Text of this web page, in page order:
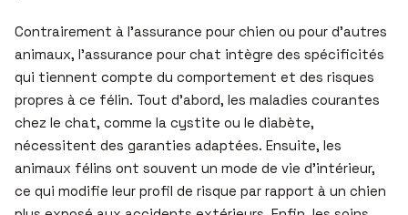
Contrairement à l’assurance pour chien ou pour d’autres
animaux, l’assurance pour chat intègre des spécificités
qui tiennent compte du comportement et des risques
propres à ce félin. Tout d’abord, les maladies courantes
chez le chat, comme la cystite ou le diabète,
nécessitent des garanties adaptées. Ensuite, les
animaux félins ont souvent un mode de vie d’intérieur,
ce qui modifie leur profil de risque par rapport à un chien